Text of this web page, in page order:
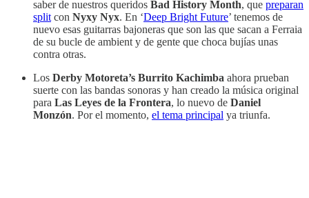
saber de nuestros queridos Bad History Month, que preparan
splitcon Nyxy Nyx. En ‘Deep Bright Future’ tenemos de
nuevo esas guitarras bajoneras que son las que sacan a Ferraia
de su bucle de ambient y de gente que choca bujías unas
contra otras.
Los Derby Motoreta’s Burrito Kachimba ahora prueban
suerte con las bandas sonoras y han creado la música original
para Las Leyes de la Frontera, lo nuevo de Daniel
Monzón. Por el momento, el tema principal ya triunfa.